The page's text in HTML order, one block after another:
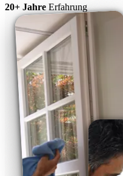
20+ Jahre Erfahrung